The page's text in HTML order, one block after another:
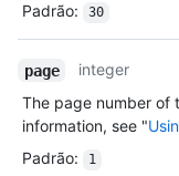
Padrão: 30
page
integer
The page number of
information, see "
Padrão: 1